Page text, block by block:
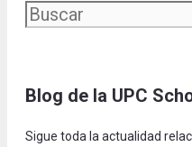
Blog de la UPC
Sigue toda la actualidad